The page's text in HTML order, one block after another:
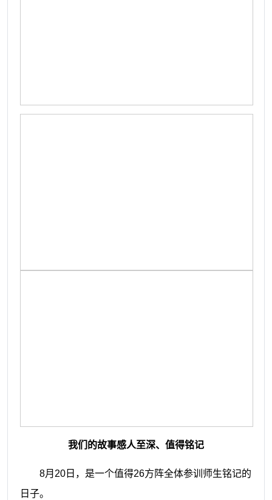
我们的故事感人至深、值得铭记
8月20日，是一个值得26方阵全体参训师生铭记的
日子。